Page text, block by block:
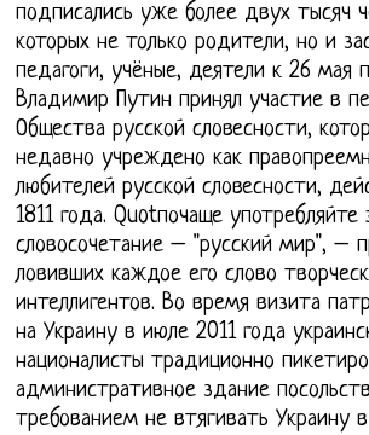
подписались уже более двух тысяч
которых не только родители, но и
педагоги, учёные, деятели к 26 мая
Владимир Путин принял участие в
Общества русской словесности,
недавно учреждено как
любителей русской словесности,
1811 года. Quotпочаще употребляйте
словосочетание – "русский мир", –
ловивших каждое его слово
интеллигентов. Во время визита
на Украину в июле 2011 года
националисты традиционно
административное здание
требованием не втягивать Украину